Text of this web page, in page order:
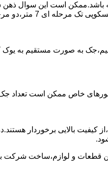
است این سوال ذهن
به صورت مستقیم به
خاص ممکن است تعداد
کیفیت بالایی برخوردار
قطعات و لوازم،ساخت شرکت